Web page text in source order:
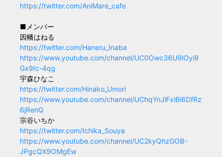
https://twitter.com/AniMare_cafe
■メンバー
因幡はねる
https://twitter.com/Haneru_Inaba
https://www.youtube.com/channel/UC0Owc36U9lOyi9
Gx9Ic-4qg
宇森ひなこ
https://twitter.com/Hinako_Umori
https://www.youtube.com/channel/UChqYnJlFxlBi6DfRz
6jRenQ
宗谷いちか
https://twitter.com/Ichika_Souya
https://www.youtube.com/channel/UC2kyQhzGOB-
JPgcQX9OMgEw